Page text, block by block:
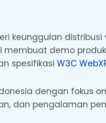
keunggulan
membuat demo
spesifikasi W3C
dengan fokus
dan pengalaman